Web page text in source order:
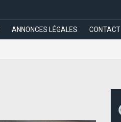
ANNONCES LÉGALES CONTACT